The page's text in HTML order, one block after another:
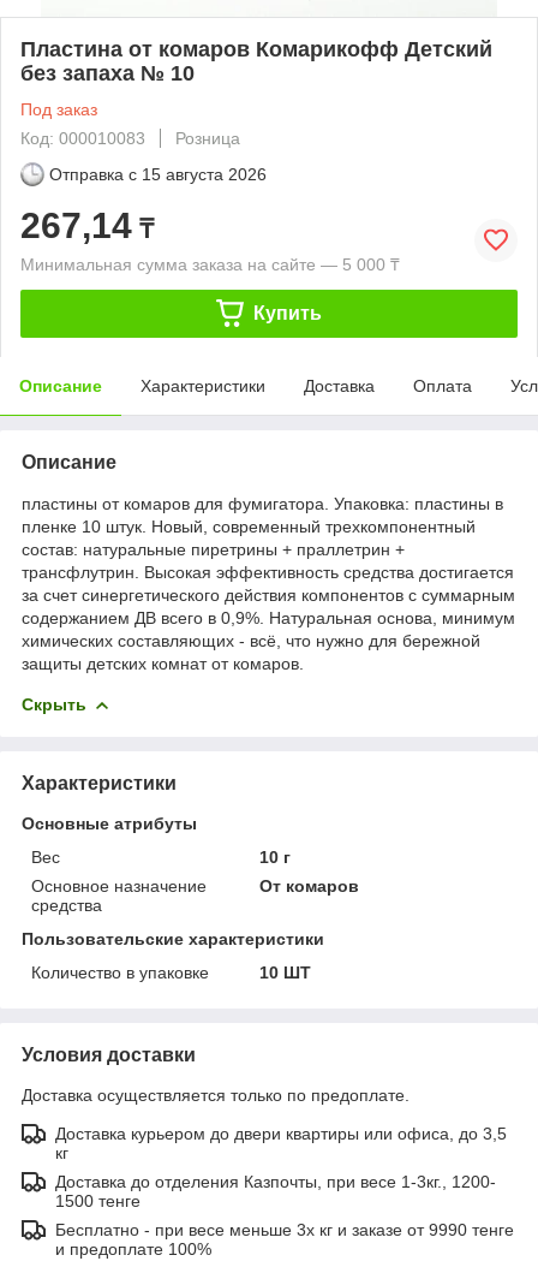
Пластина от комаров Комарикофф Детский
без запаха № 10
Под заказ
Код: 000010083
Розница
Отправка с 15 августа 2026
267,14 ₸
Минимальная сумма заказа на сайте — 5 000 ₸
Купить
Описание Характеристики Доставка Оплата
Описание
пластины от комаров для фумигатора. Упаковка: пластины в
пленке 10 штук. Новый, современный трехкомпонентный
состав: натуральные пиретрины + праллетрин +
трансфлутрин. Высокая эффективность средства достигается
за счет синергетического действия компонентов с суммарным
содержанием ДВ всего в 0,9%. Натуральная основа, минимум
химических составляющих - всё, что нужно для бережной
защиты детских комнат от комаров.
Скрыть
Характеристики
Основные атрибуты
Вес
10 г
Основное назначение
средства
От комаров
Пользовательские характеристики
Количество в упаковке
10 ШТ
Условия доставки
Доставка осуществляется только по предоплате.
Доставка курьером до двери квартиры или офиса, до 3,5
кг
Доставка до отделения Казпочты, при весе 1-3кг., 1200-
1500 тенге
Бесплатно - при весе меньше 3х кг и заказе от 9990 тенге
и предоплате 100%